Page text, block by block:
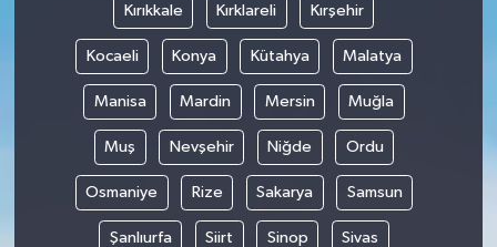
Kırıkkale Kırklareli Kırşehir
Kocaeli Konya Kütahya Malatya
Manisa Mardin Mersin Muğla
Muş Nevşehir Niğde Ordu
Osmaniye Rize Sakarya Samsun
Şanlıurfa Siirt Sinop Sivas